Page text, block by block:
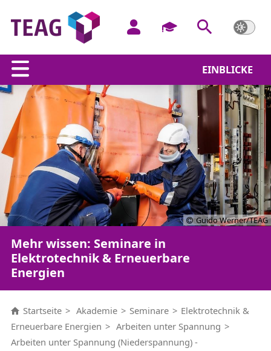
EINBLICKE
Guido Werner/TEAG
Mehr wissen: Seminare in
Elektrotechnik & Erneuerbare
Energien
Startseite Akademie Seminare
Elektrotechnik &
Erneuerbare Energien
Arbeiten unter Spannung
Arbeiten unter Spannung (Niederspannung) -